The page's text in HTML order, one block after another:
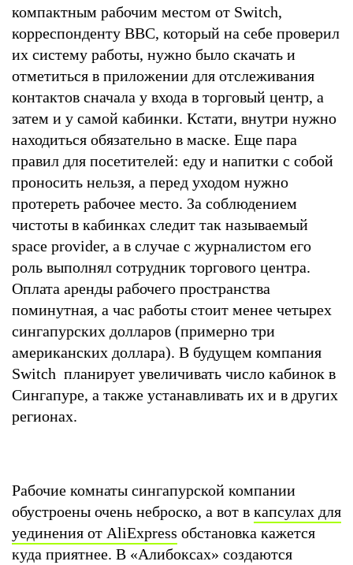
компактным рабочим местом от Switch,
корреспонденту BBC, который на себе проверил
их систему работы, нужно было скачать и
отметиться в приложении для отслеживания
контактов сначала у входа в торговый центр, а
затем и у самой кабинки. Кстати, внутри нужно
находиться обязательно в маске. Еще пара
правил для посетителей: еду и напитки с собой
проносить нельзя, а перед уходом нужно
протереть рабочее место. За соблюдением
чистоты в кабинках следит так называемый
space provider, а в случае с журналистом его
роль выполнял сотрудник торгового центра.
Оплата аренды рабочего пространства
поминутная, а час работы стоит менее четырех
сингапурских долларов (примерно три
американских доллара). В будущем компания
Switch планирует увеличивать число кабинок в
Сингапуре, а также устанавливать их и в других
регионах.
Рабочие комнаты сингапурской компании
обустроены очень неброско, а вот в капсулах для
уединения от AliExpress обстановка кажется
куда приятнее. В «Алибоксах» создаются